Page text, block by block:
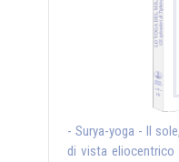
- Surya-yoga - Il
di vista